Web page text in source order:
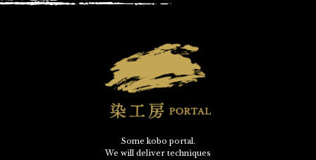
Some kobo portal.
We will deliver techniques